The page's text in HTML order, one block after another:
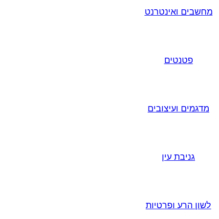
מחשבים ואינטרנט
פטנטים
מדגמים ועיצובים
גניבת עין
לשון הרע ופרטיות